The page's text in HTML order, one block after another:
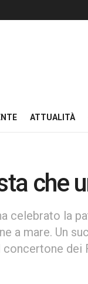
ATTUALITÀ
che
celebrato la
a mare. Un
dei